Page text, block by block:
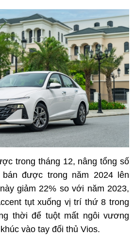
trong tháng 12, nâng tổng số
bán được trong năm 2024 lên
giảm 22% so với năm 2023,
tụt xuống vị trí thứ 8 trong
thời để tuột mất ngôi vương
vào tay đối thủ Vios.